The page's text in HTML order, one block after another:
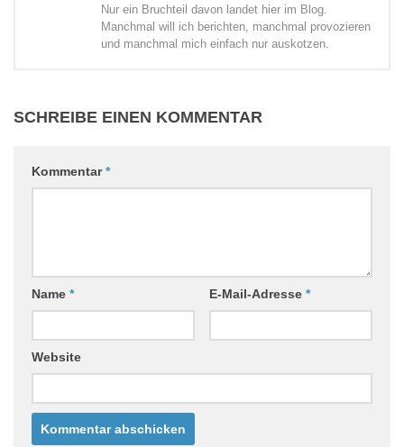
Nur ein Bruchteil davon landet hier im Blog.
Manchmal will ich berichten, manchmal provozieren
und manchmal mich einfach nur auskotzen.
SCHREIBE EINEN KOMMENTAR
Kommentar*
Name * E-Mail-Adresse *
Website